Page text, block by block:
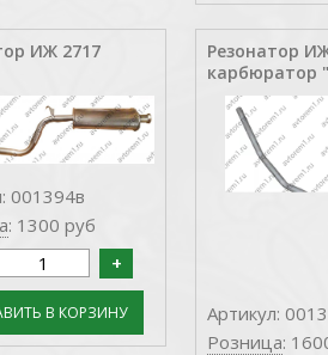
ИЖ 2717
001394в
: 1300 руб
Резонатор
карбюратор
Артикул:
Розница: